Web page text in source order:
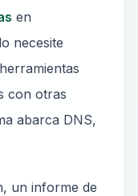
en
necesite
con otras
abarca DNS,
un informe de